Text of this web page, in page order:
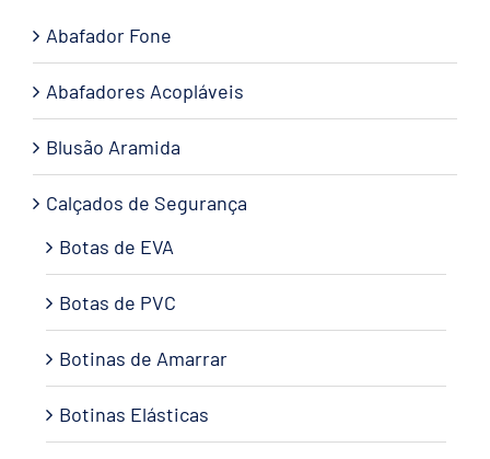
Abafador Fone
Abafadores Acopláveis
Blusão Aramida
Calçados de Segurança
Botas de EVA
Botas de PVC
Botinas de Amarrar
Botinas Elásticas